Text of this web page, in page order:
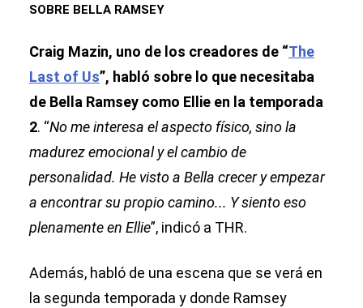
SOBRE BELLA RAMSEY
Craig Mazin, uno de los creadores de “The
Last of Us”, habló sobre lo que necesitaba
de Bella Ramsey como Ellie en la temporada
2. “No me interesa el aspecto físico, sino la
madurez emocional y el cambio de
personalidad. He visto a Bella crecer y empezar
a encontrar su propio camino... Y siento eso
plenamente en Ellie”, indicó a THR.
Además, habló de una escena que se verá en
la segunda temporada y donde Ramsey